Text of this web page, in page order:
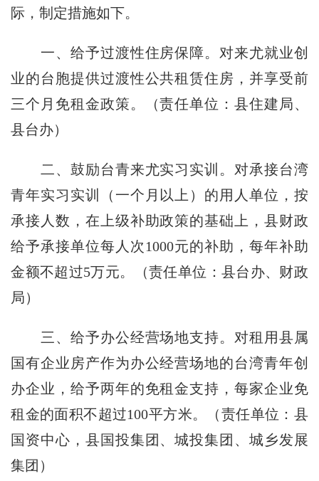
际，制定措施如下。
一、给予过渡性住房保障。 对来尤就业创
业的台胞提供过渡性公共租赁住房，并享受前
三个月免租金政策。（责任单位：县住建局、
县台办）
二、鼓励台青来尤实习实训 。对承接台湾
青年实习实训（一个月以上）的用人单位，按
承接人数，在上级补助政策的基础上，县财政
给予承接单位每人次1000元的补助，每年补助
金额不超过5万元。（责任单位： 县台办、财政
局）
三、给予办公经营场地支持。对租用县属
国有企业房产作为办公经营场地的台湾青年创
办企业，给予两年的免租金支持，每家企业免
租金的面积不超过100平方米。（责任单位： 县
国资中心，县国投集团、城投集团、城乡发展
集团）